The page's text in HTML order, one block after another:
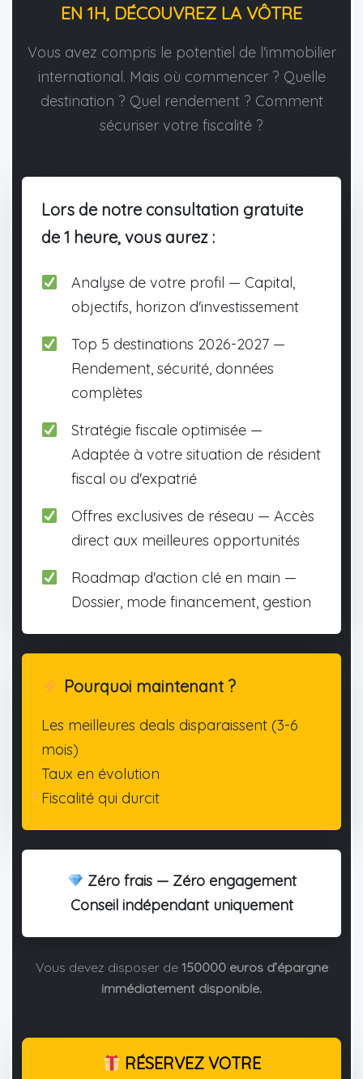
EN 1H, DÉCOUVREZ LA VÔTRE
Vous avez compris le potentiel de l'immobilier
international. Mais où commencer ? Quelle
destination ? Quel rendement ? Comment
sécuriser votre fiscalité ?
Lors de notre consultation gratuite
de 1 heure, vous aurez :
Analyse de votre profil — Capital,
objectifs, horizon d'investissement
Top 5 destinations 2026-2027 —
Rendement, sécurité, données
complètes
Stratégie fiscale optimisée —
Adaptée à votre situation de résident
fiscal ou d'expatrié
Offres exclusives de réseau — Accès
direct aux meilleures opportunités
Roadmap d'action clé en main —
Dossier, mode financement, gestion
Pourquoi maintenant ?
Les meilleures deals disparaissent (3-6
mois)
Taux en évolution
Fiscalité qui durcit
Zéro frais — Zéro engagement
Conseil indépendant uniquement
Vous devez disposer de 150000 euros d’épargne
immédiatement disponible.
RÉSERVEZ VOTRE